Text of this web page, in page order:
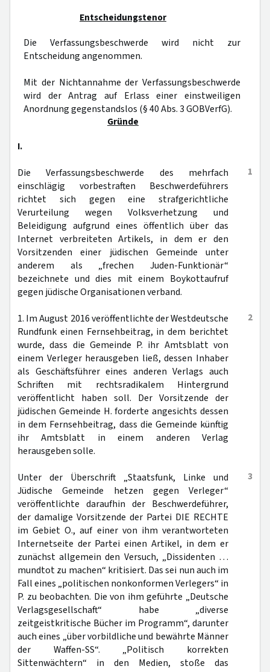
Entscheidungstenor
Die Verfassungsbeschwerde wird nicht zur
Entscheidung angenommen.
Mit der Nichtannahme der Verfassungsbeschwerde
wird der Antrag auf Erlass einer einstweiligen
Anordnung gegenstandslos (§ 40 Abs. 3 GOBVerfG).
Gründe
I.
1
Die Verfassungsbeschwerde des mehrfach
einschlägig vorbestraften Beschwerdeführers
richtet sich gegen eine strafgerichtliche
Verurteilung wegen Volksverhetzung und
Beleidigung aufgrund eines öffentlich über das
Internet verbreiteten Artikels, in dem er den
Vorsitzenden einer jüdischen Gemeinde unter
anderem als „frechen Juden-Funktionär“
bezeichnete und dies mit einem Boykottaufruf
gegen jüdische Organisationen verband.
2
1. Im August 2016 veröffentlichte der Westdeutsche
Rundfunk einen Fernsehbeitrag, in dem berichtet
wurde, dass die Gemeinde P. ihr Amtsblatt von
einem Verleger herausgeben ließ, dessen Inhaber
als Geschäftsführer eines anderen Verlags auch
Schriften mit rechtsradikalem Hintergrund
veröffentlicht haben soll. Der Vorsitzende der
jüdischen Gemeinde H. forderte angesichts dessen
in dem Fernsehbeitrag, dass die Gemeinde künftig
ihr Amtsblatt in einem anderen Verlag
herausgeben solle.
3
Unter der Überschrift „Staatsfunk, Linke und
Jüdische Gemeinde hetzen gegen Verleger“
veröffentlichte daraufhin der Beschwerdeführer,
der damalige Vorsitzende der Partei DIE RECHTE
im Gebiet O., auf einer von ihm verantworteten
Internetseite der Partei einen Artikel, in dem er
zunächst allgemein den Versuch, „Dissidenten …
mundtot zu machen“ kritisiert. Das sei nun auch im
Fall eines „politischen nonkonformen Verlegers“ in
P. zu beobachten. Die von ihm geführte „Deutsche
Verlagsgesellschaft“ habe „diverse
zeitgeistkritische Bücher im Programm“, darunter
auch eines „über vorbildliche und bewährte Männer
der Waffen-SS“. „Politisch korrekten
Sittenwächtern“ in den Medien, stoße das